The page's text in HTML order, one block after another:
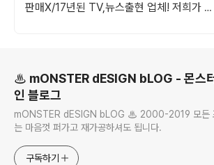
판매X/17년된 TV,뉴스출현 업체! 저희가 고
♨ mONSTER dESIGN bLOG - 몬스
인 블로그
mONSTER dESIGN bLOG ♨ 2000-2019 모든
는 마음껏 퍼가고 재가공하셔도 됩니다.
구독하기